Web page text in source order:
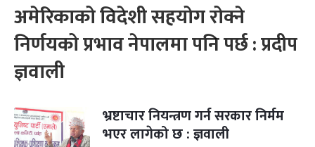
अमेरिकाको विदेशी सहयोग रोक्ने
निर्णयको प्रभाव नेपालमा पनि पर्छ : प्रदीप
ज्ञवाली
भ्रष्टाचार नियन्त्रण गर्न सरकार निर्मम
भएर लागेको छ : ज्ञवाली